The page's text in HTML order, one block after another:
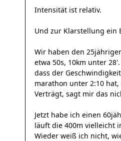
Intensität ist relativ.
Und zur Klarstellung ein
Wir haben den
etwa 50s, 10km unter
dass der
marathon unter 2:10
Verträgt, sagt mir das
Jetzt habe ich einen
läuft die 400m vielleicht
Wieder weiß ich nicht,